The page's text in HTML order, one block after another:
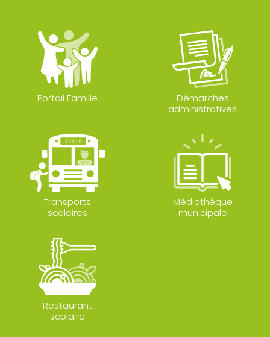
Portail Famille
Démarches
administratives
Transports
scolaires
Médiathèque
municipale
Restaurant
scolaire